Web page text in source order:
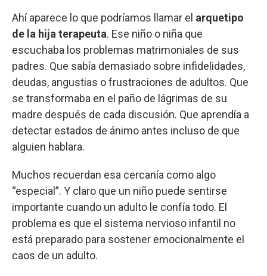
Ahí aparece lo que podríamos llamar el arquetipo
de la hija terapeuta. Ese niño o niña que
escuchaba los problemas matrimoniales de sus
padres. Que sabía demasiado sobre infidelidades,
deudas, angustias o frustraciones de adultos. Que
se transformaba en el paño de lágrimas de su
madre después de cada discusión. Que aprendía a
detectar estados de ánimo antes incluso de que
alguien hablara.
Muchos recuerdan esa cercanía como algo
“especial”. Y claro que un niño puede sentirse
importante cuando un adulto le confía todo. El
problema es que el sistema nervioso infantil no
está preparado para sostener emocionalmente el
caos de un adulto.